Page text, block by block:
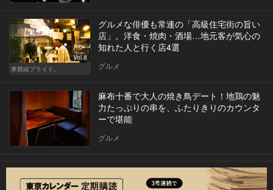
Vol.8
東横線プライド。
グルメな俳優も常連の「高級住宅街の旨い
店」。洋食・焼肉・酒場…地元客が気心の
知れた人と行く店4選
グルメ
麻布十番で大人の焼き鳥デート！地鶏の魅
力たっぷりの串を、ふたりきりのカウンタ
ーで堪能
グルメ